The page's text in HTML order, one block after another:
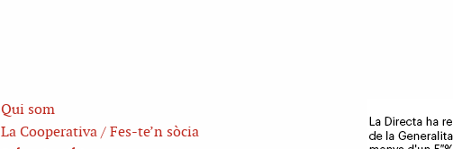
Qui som
La Cooperativa / Fes-te’n sòcia